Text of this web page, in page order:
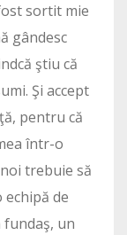
sortit mie
gândesc
ştiu că
Şi accept
pentru că
într-o
trebuie să
de
fundaş, un